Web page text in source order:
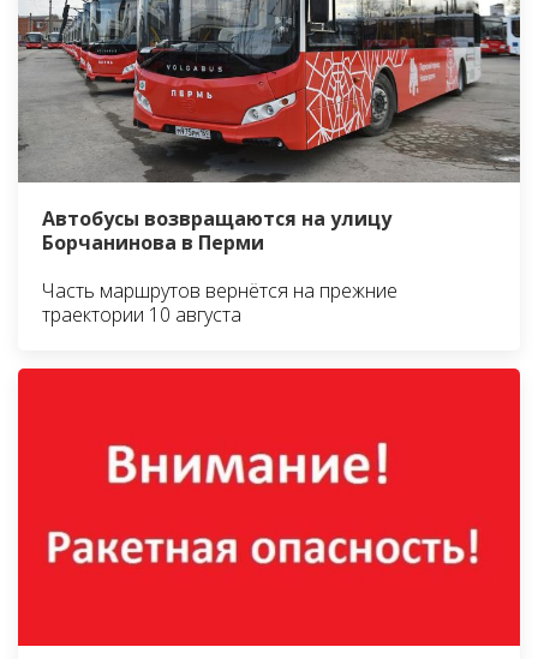
Автобусы возвращаются на улицу
Борчанинова в Перми
Часть маршрутов вернётся на прежние
траектории 10 августа